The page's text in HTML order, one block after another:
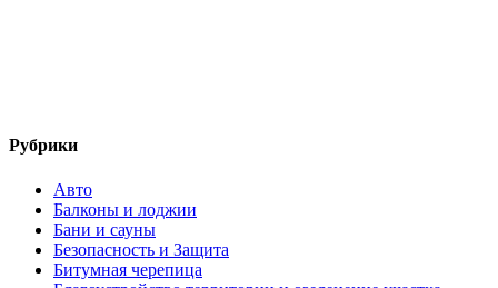
Рубрики
Авто
Балконы и лоджии
Бани и сауны
Безопасность и Защита
Битумная черепица